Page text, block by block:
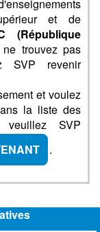
et de
(République
trouvez pas
SVP revenir
et voulez
la liste des
veuillez SVP
.